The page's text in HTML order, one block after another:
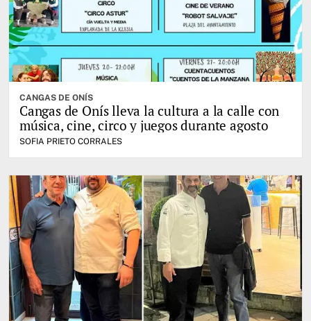
CANGAS DE ONÍS
Cangas de Onís lleva la cultura a la calle con
música, cine, circo y juegos durante agosto
SOFIA PRIETO CORRALES